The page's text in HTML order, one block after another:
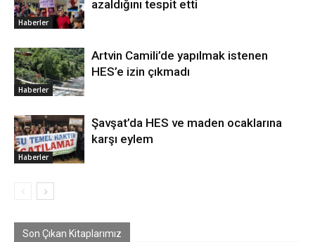
Haberler
azaldığını tespit etti
Haberler
Artvin Camili’de yapılmak istenen
HES’e izin çıkmadı
Haberler
Şavşat’da HES ve maden ocaklarına
karşı eylem
Son Çıkan Kitaplarımız